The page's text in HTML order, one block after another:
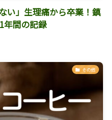
い」生理痛から卒業！鎮
年間の記録
その他